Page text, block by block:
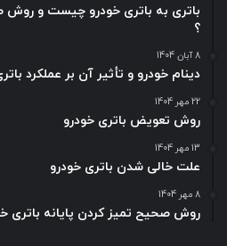
باتری به باتری خودرو چیست و
؟
8 آبان 1404
دینام خودرو و تأثیر آن بر عملکرد
22 مهر 1404
روش تعویض باتری خودرو
13 مهر 1404
علت خالی شدن باتری خودرو
8 مهر 1404
روش صحیح تمیز کردن پایانه باتری